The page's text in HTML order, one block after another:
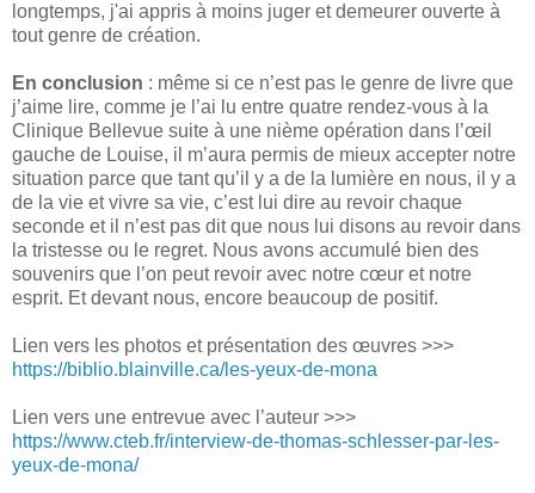
longtemps, j'ai appris à moins juger et demeurer ouverte à
tout genre de création.
En conclusion : même si ce n’est pas le genre de livre que
j’aime lire, comme je l’ai lu entre quatre rendez-vous à la
Clinique Bellevue suite à une nième opération dans l’œil
gauche de Louise, il m’aura permis de mieux accepter notre
situation parce que tant qu’il y a de la lumière en nous, il y a
de la vie et vivre sa vie, c’est lui dire au revoir chaque
seconde et il n’est pas dit que nous lui disons au revoir dans
la tristesse ou le regret. Nous avons accumulé bien des
souvenirs que l’on peut revoir avec notre cœur et notre
esprit. Et devant nous, encore beaucoup de positif.
Lien vers les photos et présentation des œuvres >>>
https://biblio.blainville.ca/les-yeux-de-mona
Lien vers une entrevue avec l’auteur >>>
https://www.cteb.fr/interview-de-thomas-schlesser-par-les-
yeux-de-mona/